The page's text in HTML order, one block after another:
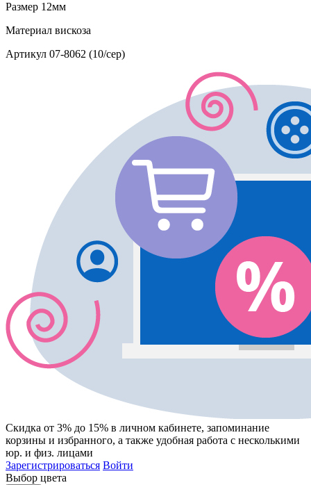
Размер 12мм
Материал вискоза
Артикул 07-8062 (10/сер)
Скидка от 3% до 15% в личном кабинете, запоминание
корзины и избранного, а также удобная работа с несколькими
юр. и физ. лицами
Зарегистрироваться Войти
Выбор цвета